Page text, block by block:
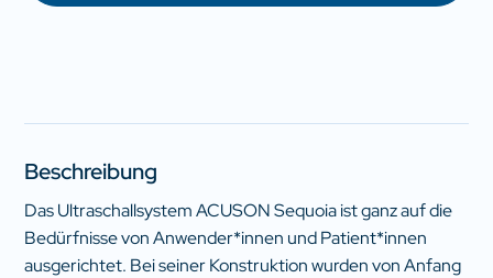
Beschreibung
Das Ultraschallsystem ACUSON Sequoia ist ganz auf die
Bedürfnisse von Anwender*innen und Patient*innen
ausgerichtet. Bei seiner Konstruktion wurden von Anfang